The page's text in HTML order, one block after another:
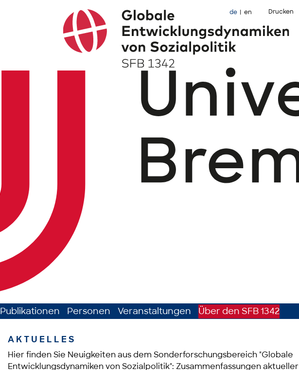
de en Drucken
Publikationen Personen Veranstaltungen Über den SFB 1342
AKTUELLES
Hier finden Sie Neuigkeiten aus dem Sonderforschungsbereich "Globale
Entwicklungsdynamiken von Sozialpolitik": Zusammenfassungen aktueller